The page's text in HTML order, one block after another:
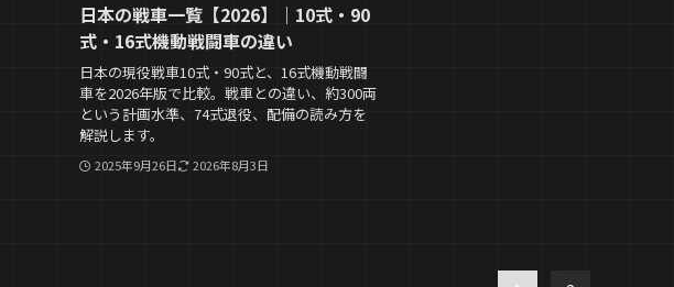
日本の戦車一覧【2026】｜10式・90
式・16式機動戦闘車の違い
日本の現役戦車10式・90式と、16式機動戦闘
車を2026年版で比較。戦車との違い、約300両
という計画水準、74式退役、配備の読み方を
解説します。
2025年9月26日 2026年8月3日